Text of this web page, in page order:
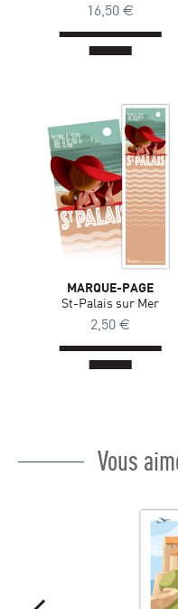
16,50 €
MARQUE-PAGE
St-Palais sur Mer
2,50 €
Vous